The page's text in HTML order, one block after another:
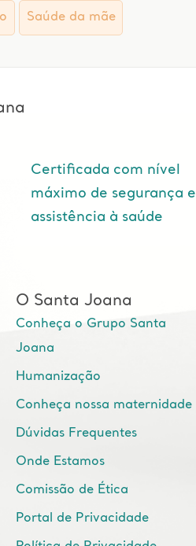
Saúde da mãe
Certificada com nível
máximo de segurança e
assistência à saúde
O Santa Joana
Conheça o Grupo Santa
Joana
Humanização
Conheça nossa maternidade
Dúvidas Frequentes
Onde Estamos
Comissão de Ética
Portal de Privacidade